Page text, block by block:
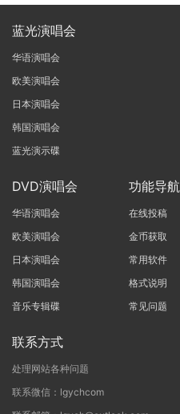
蓝光演唱会
华语演唱会
欧美演唱会
日本演唱会
韩国演唱会
蓝光演示碟
DVD演唱会
华语演唱会
欧美演唱会
日本演唱会
韩国演唱会
音乐专辑碟
功能导航
在线投稿
金币获取
常用软件
格式说明
常见问题
联系方式
处理网站各种问题
联系微信：lgychcom